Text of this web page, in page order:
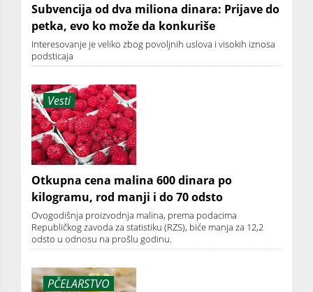
Subvencija od dva miliona dinara: Prijave do
petka, evo ko može da konkuriše
Interesovanje je veliko zbog povoljnih uslova i visokih iznosa
podsticaja
Vesti
Otkupna cena malina 600 dinara po
kilogramu, rod manji i do 70 odsto
Ovogodišnja proizvodnja malina, prema podacima
Republičkog zavoda za statistiku (RZS), biće manja za 12,2
odsto u odnosu na prošlu godinu.
PČELARSTVO